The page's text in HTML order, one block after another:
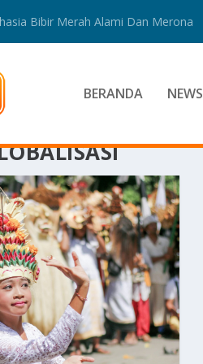
Bibir Merah Alami Dan Merona
BERANDA NEWS